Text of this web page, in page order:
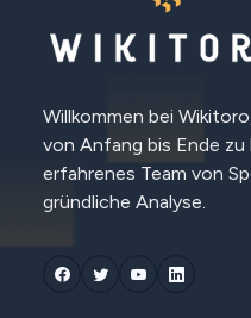
Willkommen bei
von Anfang bis Ende zu
erfahrenes Team von
gründliche Analyse.